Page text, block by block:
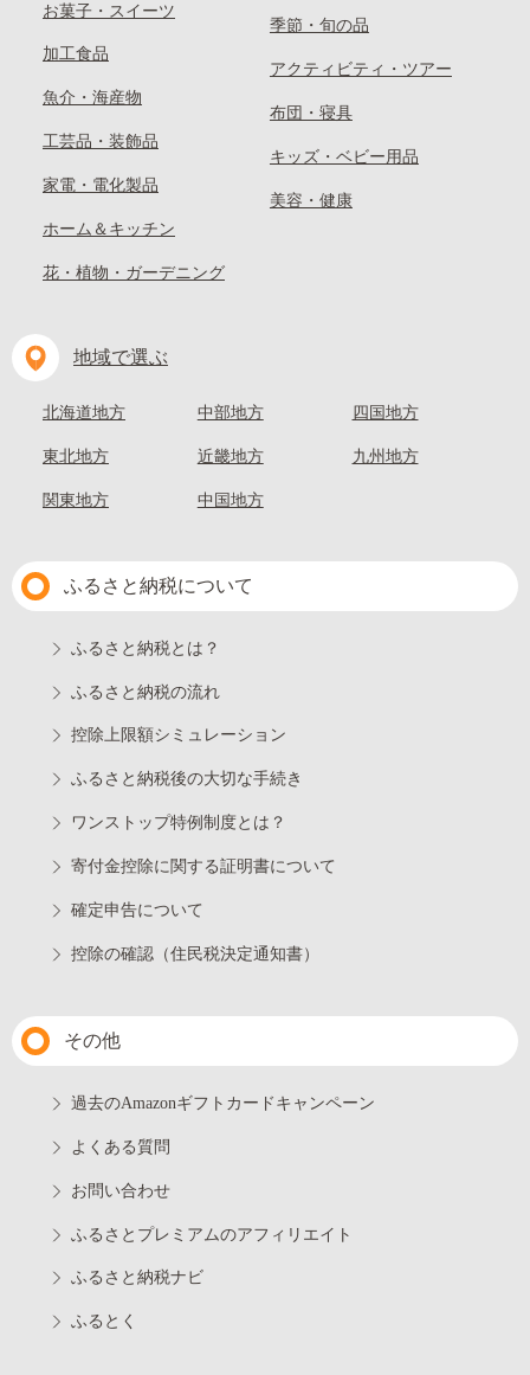
お菓子・スイーツ
加工食品
魚介・海産物
工芸品・装飾品
家電・電化製品
ホーム＆キッチン
花・植物・ガーデニング
季節・旬の品
アクティビティ・ツアー
布団・寝具
キッズ・ベビー用品
美容・健康
地域で選ぶ
北海道地方
東北地方
関東地方
中部地方
近畿地方
中国地方
四国地方
九州地方
ふるさと納税について
ふるさと納税とは？
ふるさと納税の流れ
控除上限額シミュレーション
ふるさと納税後の大切な手続き
ワンストップ特例制度とは？
寄付金控除に関する証明書について
確定申告について
控除の確認（住民税決定通知書）
その他
過去のAmazonギフトカードキャンペーン
よくある質問
お問い合わせ
ふるさとプレミアムのアフィリエイト
ふるさと納税ナビ
ふるとく